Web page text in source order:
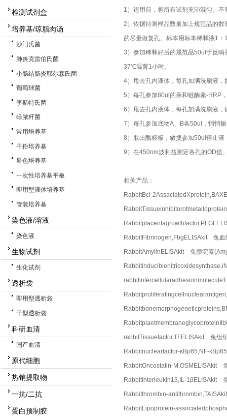
检测试剂盒
培养基/琼脂肉汤
沙门氏菌
肺炎克雷伯氏菌
小肠结肠炎耶尔森氏菌
葡萄球菌
李斯特氏菌
绿脓杆菌
常用培养基
干粉培养基
显色培养基
一次性培养基平板
即用型液体培养基
管装培养基
染色液/溶液
染色液
生物试剂
生化试剂
透析袋
即用型透析袋
干型透析袋
科研血清
国产血清
原代细胞
热销提取物
一抗/二抗
蛋白预制胶
1）运用前，将所有试剂充沛混匀。
2）依据待测样品数量加上规范品的
的尽量做复孔。标本用标本稀释液1
3）参加稀释好后的规范品50ul于反
37℃温育1小时。
4）甩去孔内液体，每孔加满洗刷液
5）每孔参加80ul的亲和链酶素-HRP
6）甩去孔内液体，每孔加满洗刷液
7）每孔参加底物A、B各50ul，悄悄
8）取出酶标板，敏捷参加50ul停止
9）在450nm波利益测定各孔的OD值
相关产品：
RabbitBcl-
RabbitFibrinogen,FbgELISAkit 兔血
RabbitAmylinELISAkit 兔胰淀素
rabbitTissuefactor,TFELISAkit 兔组
Rabbitnuclearfactor-κBp65,NF-
RabbitOncostatin-M,OSMELISAkit
RabbitInterleukin1β,IL-1βELISAkit
Rabbitthrombin-
RabbitLipoprotein-